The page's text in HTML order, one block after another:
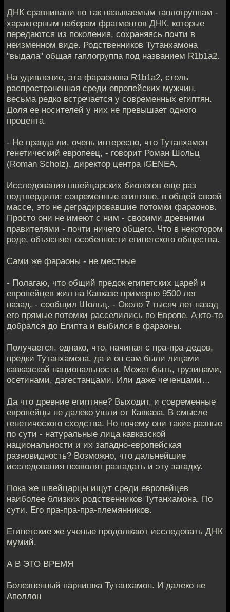
ДНК сравнивали по так называемым гаплогруппам -
характерным наборам фрагментов ДНК, которые
передаются из поколения, сохраняясь почти в
неизменном виде. Родственников Тутанхамона
"выдала" общая гаплогруппа под названием R1b1a2.
На удивление, эта фараонова R1b1a2, столь
распространенная среди европейских мужчин,
весьма редко встречается у современных египтян.
Доля ее носителей у них не превышает одного
процента.
- Не правда ли, очень интересно, что Тутанхамон
генетический европеец, - говорит Роман Шольц
(Roman Scholz), директор центра iGENEA.
Исследования швейцарских биологов еще раз
подтвердили: современные египтяне, в общей своей
массе, это не деградировавшие потомки фараонов.
Просто они не имеют с ним - свооими древними
правителями - почти ничего общего. Что в некотором
роде, объясняет особенности египетского общества.
Сами же фараоны - не местные
- Полагаю, что общий предок египетских царей и
европейцев жил на Кавказе примерно 9500 лет
назад, - сообщил Шольц. - Около 7 тысяч лет назад
его прямые потомки расселились по Европе. A кто-то
добрался до Египта и выбился в фараоны.
Получается, однако, что, начиная с пра-пра-дедов,
предки Тутанхамона, да и он сам были лицами
кавказской национальности. Может быть, грузинами,
осетинами, дагестанцами. Или даже чеченцами…
Да что древние египтяне? Выходит, и современные
европейцы не далеко ушли от Кавказа. В смысле
генетического сходства. Но почему они такие разные
по сути - натуральные лица кавказской
национальности и их западно-европейская
разновидность? Возможно, что дальнейшие
исследования позволят разгадать и эту загадку.
Пока же швейцарцы ищут среди европейцев
наиболее близких родственников Тутанхамона. По
сути. Его пра-пра-пра-племянников.
Египетские же ученые продолжают исследовать ДНК
мумий.
А В ЭТО ВРЕМЯ
Болезненный парнишка Тутанхамон. И далеко не
Аполлон